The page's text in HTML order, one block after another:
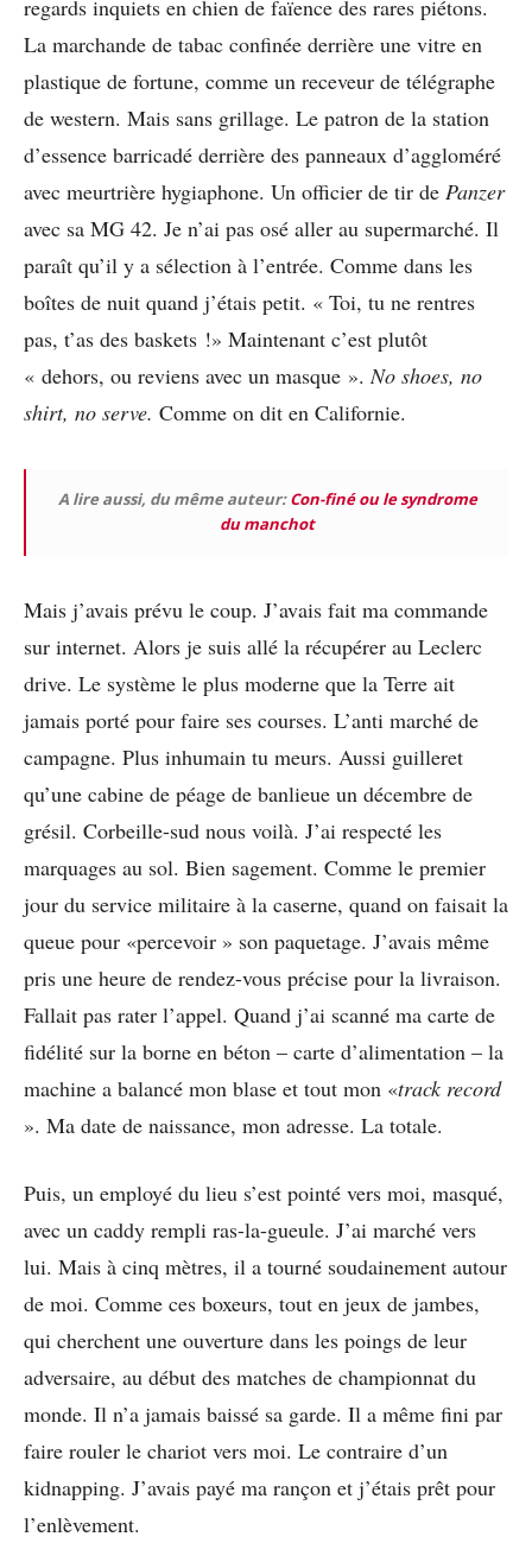
regards inquiets en chien de faïence des rares piétons.
La marchande de tabac confinée derrière une vitre en
plastique de fortune, comme un receveur de télégraphe
de western. Mais sans grillage. Le patron de la station
d’essence barricadé derrière des panneaux d’aggloméré
avec meurtrière hygiaphone. Un officier de tir de Panzer
avec sa MG 42. Je n’ai pas osé aller au supermarché. Il
paraît qu’il y a sélection à l’entrée. Comme dans les
boîtes de nuit quand j’étais petit. « Toi, tu ne rentres
pas, t’as des baskets !» Maintenant c’est plutôt
« dehors, ou reviens avec un masque ».No shoes, no
shirt, no serve. Comme on dit en Californie.
A lire aussi, du même auteur:Con-finé ou le syndrome
du manchot
Mais j’avais prévu le coup. J’avais fait ma commande
sur internet. Alors je suis allé la récupérer au Leclerc
drive. Le système le plus moderne que la Terre ait
jamais porté pour faire ses courses. L’anti marché de
campagne. Plus inhumain tu meurs. Aussi guilleret
qu’une cabine de péage de banlieue un décembre de
grésil. Corbeille-sud nous voilà. J’ai respecté les
marquages au sol. Bien sagement. Comme le premier
jour du service militaire à la caserne, quand on faisait la
queue pour «percevoir » son paquetage. J’avais même
pris une heure de rendez-vous précise pour la livraison.
Fallait pas rater l’appel. Quand j’ai scanné ma carte de
fidélité sur la borne en béton – carte d’alimentation – la
machine a balancé mon blase et tout mon «track record
». Ma date de naissance, mon adresse. La totale.
Puis, un employé du lieu s’est pointé vers moi, masqué,
avec un caddy rempli ras-la-gueule. J’ai marché vers
lui. Mais à cinq mètres, il a tourné soudainement autour
de moi. Comme ces boxeurs, tout en jeux de jambes,
qui cherchent une ouverture dans les poings de leur
adversaire, au début des matches de championnat du
monde. Il n’a jamais baissé sa garde. Il a même fini par
faire rouler le chariot vers moi. Le contraire d’un
kidnapping. J’avais payé ma rançon et j’étais prêt pour
l’enlèvement.